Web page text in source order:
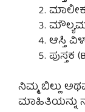
ಆಸ್ತಿ
ಪುಸ್ತಕ
ನಿಮ್ಮ ಬಿಲ್ಲು
ಮಾಹಿತಿಯನ್ನು